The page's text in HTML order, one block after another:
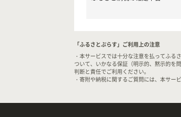
「ふるさとぷらす」ご利用上の注意
・本サービスでは十分な注意を払ってふ
ついて、いかなる保証（明示的、黙示的を
判断と責任でご利用ください。
・寄附や納税に関するご質問には、本サー